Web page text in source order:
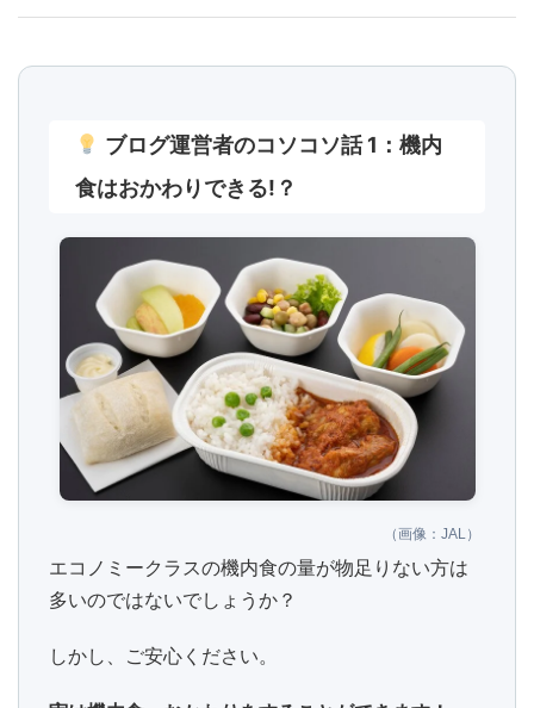
ブログ運営者のコソコソ話 1：機内
食はおかわりできる!？
（画像：JAL）
エコノミークラスの機内食の量が物足りない方は
多いのではないでしょうか？
しかし、ご安心ください。